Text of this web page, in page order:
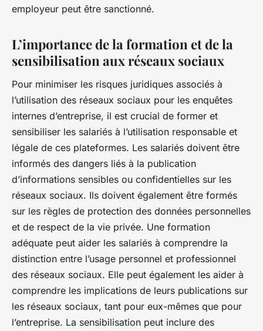
employeur peut être sanctionné.
L’importance de la formation et de la
sensibilisation aux réseaux sociaux
Pour minimiser les risques juridiques associés à
l’utilisation des réseaux sociaux pour les enquêtes
internes d’entreprise, il est crucial de former et
sensibiliser les salariés à l’utilisation responsable et
légale de ces plateformes. Les salariés doivent être
informés des dangers liés à la publication
d’informations sensibles ou confidentielles sur les
réseaux sociaux. Ils doivent également être formés
sur les règles de protection des données personnelles
et de respect de la vie privée. Une formation
adéquate peut aider les salariés à comprendre la
distinction entre l’usage personnel et professionnel
des réseaux sociaux. Elle peut également les aider à
comprendre les implications de leurs publications sur
les réseaux sociaux, tant pour eux-mêmes que pour
l’entreprise. La sensibilisation peut inclure des